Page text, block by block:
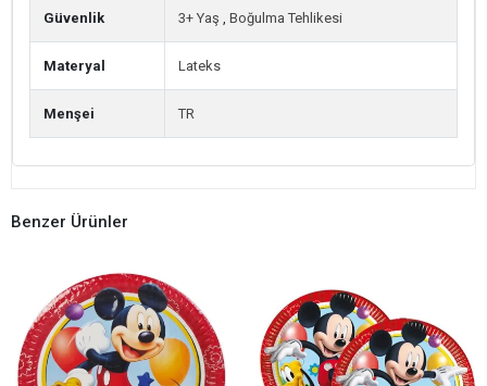
Güvenlik 3+ Yaş , Boğulma Tehlikesi
Materyal Lateks
Menşei TR
Benzer Ürünler